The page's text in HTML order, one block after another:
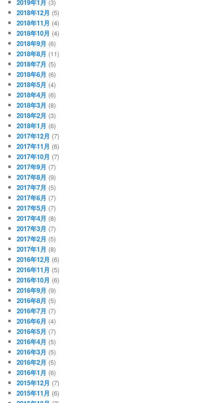
2019年1月 (3)
2018年12月 (5)
2018年11月 (4)
2018年10月 (4)
2018年9月 (6)
2018年8月 (11)
2018年7月 (5)
2018年6月 (6)
2018年5月 (4)
2018年4月 (6)
2018年3月 (8)
2018年2月 (3)
2018年1月 (6)
2017年12月 (7)
2017年11月 (6)
2017年10月 (7)
2017年9月 (7)
2017年8月 (9)
2017年7月 (5)
2017年6月 (7)
2017年5月 (7)
2017年4月 (8)
2017年3月 (7)
2017年2月 (5)
2017年1月 (8)
2016年12月 (6)
2016年11月 (5)
2016年10月 (6)
2016年9月 (9)
2016年8月 (5)
2016年7月 (7)
2016年6月 (4)
2016年5月 (7)
2016年4月 (5)
2016年3月 (5)
2016年2月 (5)
2016年1月 (6)
2015年12月 (7)
2015年11月 (6)